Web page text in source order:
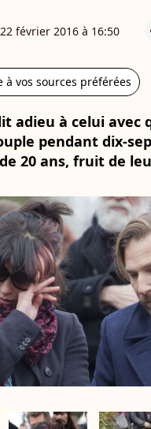
février 2016 à 16:50
à vos sources préférées
adieu à celui avec
pendant dix-
20 ans, fruit de